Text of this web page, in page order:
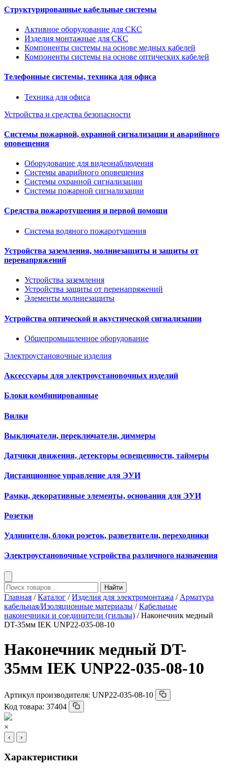
Структурированные кабельные системы
Активное оборудование для СКС
Изделия монтажные для СКС
Компоненты системы на основе медных кабелей
Компоненты системы на основе оптических кабелей
Телефонные системы, техника для офиса
Техника для офиса
Устройства и средства безопасности
Системы пожарной, охранной сигнализации и аварийного
оповещения
Оборудование для видеонаблюдения
Системы аварийного оповещения
Системы охранной сигнализации
Системы пожарной сигнализации
Средства пожаротушения и первой помощи
Система водяного пожаротушения
Устройства заземления, молниезащиты и защиты от
перенапряжений
Устройства заземления
Устройства защиты от перенапряжений
Элементы молниезащиты
Устройства оптической и акустической сигнализации
Общепромышленное оборудование
Электроустановочные изделия
Аксессуары для электроустановочных изделий
Блоки комбинированные
Вилки
Выключатели, переключатели, диммеры
Датчики движения, детекторы освещенности, таймеры
Дистанционное управление для ЭУИ
Рамки, декоративные элементы, основания для ЭУИ
Розетки
Удлинители, блоки розеток, разветвители, переходники
Электроустановочные устройства различного назначения
Найти
Главная /Каталог /Изделия для электромонтажа / Арматура
кабельная/Изоляционные материалы /Кабельные
наконечники и соединители (гильзы) / Наконечник медный
DT-35мм IEK UNP22-035-08-10
Наконечник медный DT-
35мм IEK UNP22-035-08-10
Артикул производителя: UNP22-035-08-10
Код товара: 37404
×
‹ ›
Характеристики